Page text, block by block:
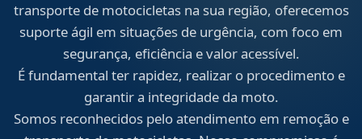
transporte de motocicletas na sua região, oferecemos
suporte ágil em situações de urgência, com foco em
segurança, eficiência e valor acessível.
É fundamental ter rapidez, realizar o procedimento e
garantir a integridade da moto.
Somos reconhecidos pelo atendimento em remoção e